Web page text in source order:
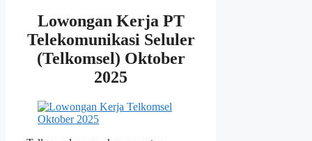
Lowongan Kerja PT
Telekomunikasi Seluler
(Telkomsel) Oktober
2025